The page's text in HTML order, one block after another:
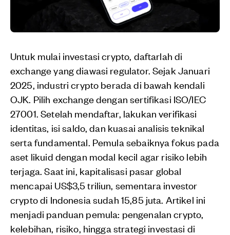
Untuk mulai investasi crypto, daftarlah di
exchange yang diawasi regulator. Sejak Januari
2025, industri crypto berada di bawah kendali
OJK. Pilih exchange dengan sertifikasi ISO/IEC
27001. Setelah mendaftar, lakukan verifikasi
identitas, isi saldo, dan kuasai analisis teknikal
serta fundamental. Pemula sebaiknya fokus pada
aset likuid dengan modal kecil agar risiko lebih
terjaga. Saat ini, kapitalisasi pasar global
mencapai US$3,5 triliun, sementara investor
crypto di Indonesia sudah 15,85 juta. Artikel ini
menjadi panduan pemula: pengenalan crypto,
kelebihan, risiko, hingga strategi investasi di